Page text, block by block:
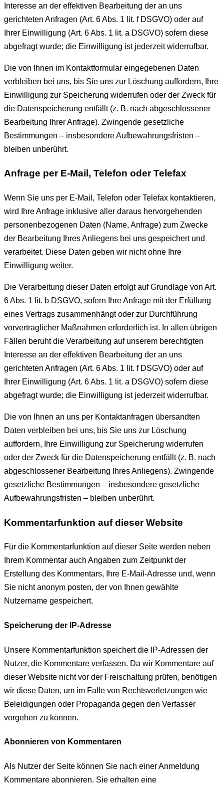
Interesse an der effektiven Bearbeitung der an uns
gerichteten Anfragen (Art. 6 Abs. 1 lit. f DSGVO) oder auf
Ihrer Einwilligung (Art. 6 Abs. 1 lit. a DSGVO) sofern diese
abgefragt wurde; die Einwilligung ist jederzeit widerrufbar.
Die von Ihnen im Kontaktformular eingegebenen Daten
verbleiben bei uns, bis Sie uns zur Löschung auffordern, Ihre
Einwilligung zur Speicherung widerrufen oder der Zweck für
die Datenspeicherung entfällt (z. B. nach abgeschlossener
Bearbeitung Ihrer Anfrage). Zwingende gesetzliche
Bestimmungen – insbesondere Aufbewahrungsfristen –
bleiben unberührt.
Anfrage per E-Mail, Telefon oder Telefax
Wenn Sie uns per E-Mail, Telefon oder Telefax kontaktieren,
wird Ihre Anfrage inklusive aller daraus hervorgehenden
personenbezogenen Daten (Name, Anfrage) zum Zwecke
der Bearbeitung Ihres Anliegens bei uns gespeichert und
verarbeitet. Diese Daten geben wir nicht ohne Ihre
Einwilligung weiter.
Die Verarbeitung dieser Daten erfolgt auf Grundlage von Art.
6 Abs. 1 lit. b DSGVO, sofern Ihre Anfrage mit der Erfüllung
eines Vertrags zusammenhängt oder zur Durchführung
vorvertraglicher Maßnahmen erforderlich ist. In allen übrigen
Fällen beruht die Verarbeitung auf unserem berechtigten
Interesse an der effektiven Bearbeitung der an uns
gerichteten Anfragen (Art. 6 Abs. 1 lit. f DSGVO) oder auf
Ihrer Einwilligung (Art. 6 Abs. 1 lit. a DSGVO) sofern diese
abgefragt wurde; die Einwilligung ist jederzeit widerrufbar.
Die von Ihnen an uns per Kontaktanfragen übersandten
Daten verbleiben bei uns, bis Sie uns zur Löschung
auffordern, Ihre Einwilligung zur Speicherung widerrufen
oder der Zweck für die Datenspeicherung entfällt (z. B. nach
abgeschlossener Bearbeitung Ihres Anliegens). Zwingende
gesetzliche Bestimmungen – insbesondere gesetzliche
Aufbewahrungsfristen – bleiben unberührt.
Kommentar­funktion auf dieser Website
Für die Kommentarfunktion auf dieser Seite werden neben
Ihrem Kommentar auch Angaben zum Zeitpunkt der
Erstellung des Kommentars, Ihre E-Mail-Adresse und, wenn
Sie nicht anonym posten, der von Ihnen gewählte
Nutzername gespeichert.
Speicherung der IP-Adresse
Unsere Kommentarfunktion speichert die IP-Adressen der
Nutzer, die Kommentare verfassen. Da wir Kommentare auf
dieser Website nicht vor der Freischaltung prüfen, benötigen
wir diese Daten, um im Falle von Rechtsverletzungen wie
Beleidigungen oder Propaganda gegen den Verfasser
vorgehen zu können.
Abonnieren von Kommentaren
Als Nutzer der Seite können Sie nach einer Anmeldung
Kommentare abonnieren. Sie erhalten eine